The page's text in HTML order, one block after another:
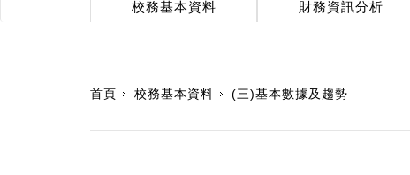
校務基本資料 財務資訊分析
首頁 校務基本資料 (三)基本數據及趨勢